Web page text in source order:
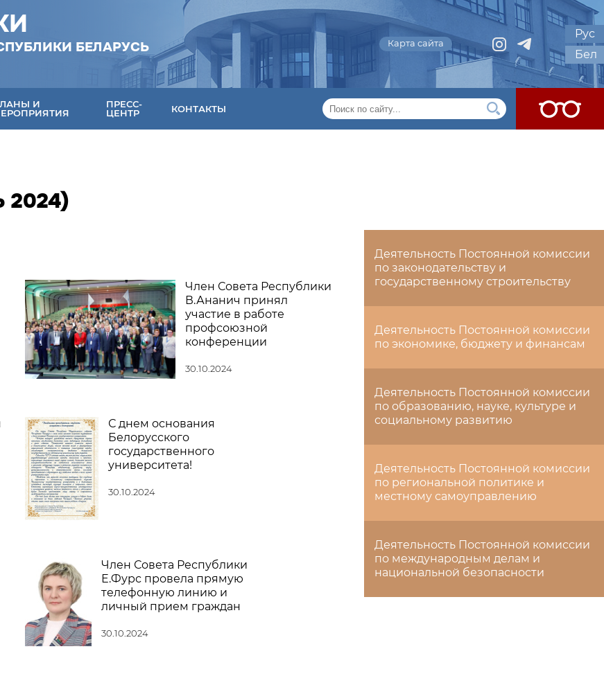
БЕЛАРУСЬ Карта сайта
Рус
Бел
И
ПРЕСС-
ЦЕНТР
КОНТАКТЫ
Член Совета Республики
В.Ананич принял
участие в работе
профсоюзной
конференции
30.10.2024
С днем основания
Белорусского
государственного
университета!
30.10.2024
Член Совета Республики
Е.Фурс провела прямую
телефонную линию и
личный прием граждан
30.10.2024
Деятельность Постоянной комиссии
по законодательству и
государственному строительству
Деятельность Постоянной комиссии
по экономике, бюджету и финансам
Деятельность Постоянной комиссии
по образованию, науке, культуре и
социальному развитию
Деятельность Постоянной комиссии
по региональной политике и
местному самоуправлению
Деятельность Постоянной комиссии
по международным делам и
национальной безопасности